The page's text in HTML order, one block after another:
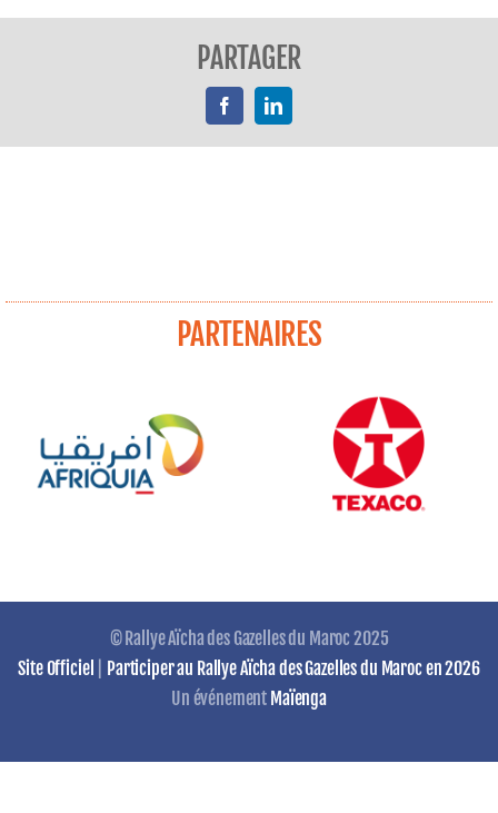
PARTAGER
FacebookLinkedIn
PARTENAIRES
© Rallye Aïcha des Gazelles du Maroc 2025
Site Officiel
Participer au Rallye Aïcha des Gazelles du Maroc en 2026
Un événement Maïenga